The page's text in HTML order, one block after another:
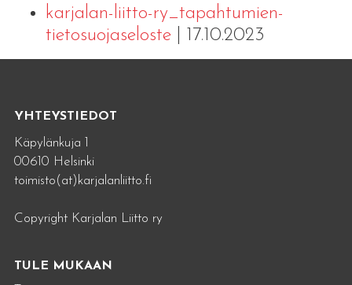
karjalan-liitto-ry_tapahtumien-
tietosuojaseloste| 17.10.2023
YHTEYSTIEDOT
Käpylänkuja 1
00610 Helsinki
toimisto(at)karjalanliitto.fi
Copyright Karjalan Liitto ry
TULE MUKAAN